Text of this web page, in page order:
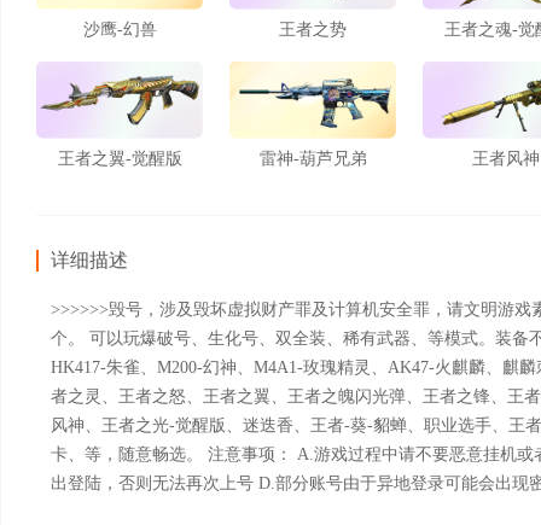
沙鹰-幻兽 王者之势 王者之魂-觉
王者之翼-觉醒版 雷神-葫芦兄弟 王者风神
详细描述
>>>>>>毁号，涉及毁坏虚拟财产罪及计算机安全罪，请文明游
个。 可以玩爆破号、生化号、双全装、稀有武器、等模式。装
HK417-朱雀、M200-幻神、M4A1-玫瑰精灵、AK47-火麒麟、麒
者之灵、王者之怒、王者之翼、王者之魄闪光弹、王者之锋、王
风神、王者之光-觉醒版、迷迭香、王者-葵-貂蝉、职业选手、王
卡、等，随意畅选。 注意事项： A.游戏过程中请不要恶意挂机
出登陆，否则无法再次上号 D.部分账号由于异地登录可能会出现